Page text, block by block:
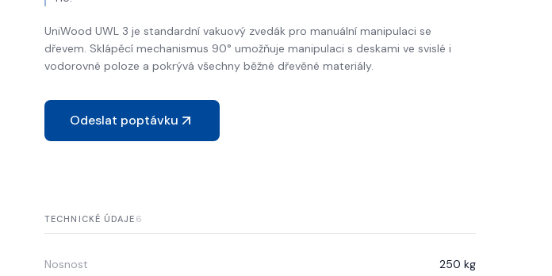
UniWood UWL 3 je standardní vakuový zvedák pro manuální manipulaci se
dřevem. Sklápěcí mechanismus 90° umožňuje manipulaci s deskami ve svislé i
vodorovné poloze a pokrývá všechny běžné dřevěné materiály.
Odeslat poptávku
TECHNICKÉ ÚDAJE 6
Nosnost 250 kg